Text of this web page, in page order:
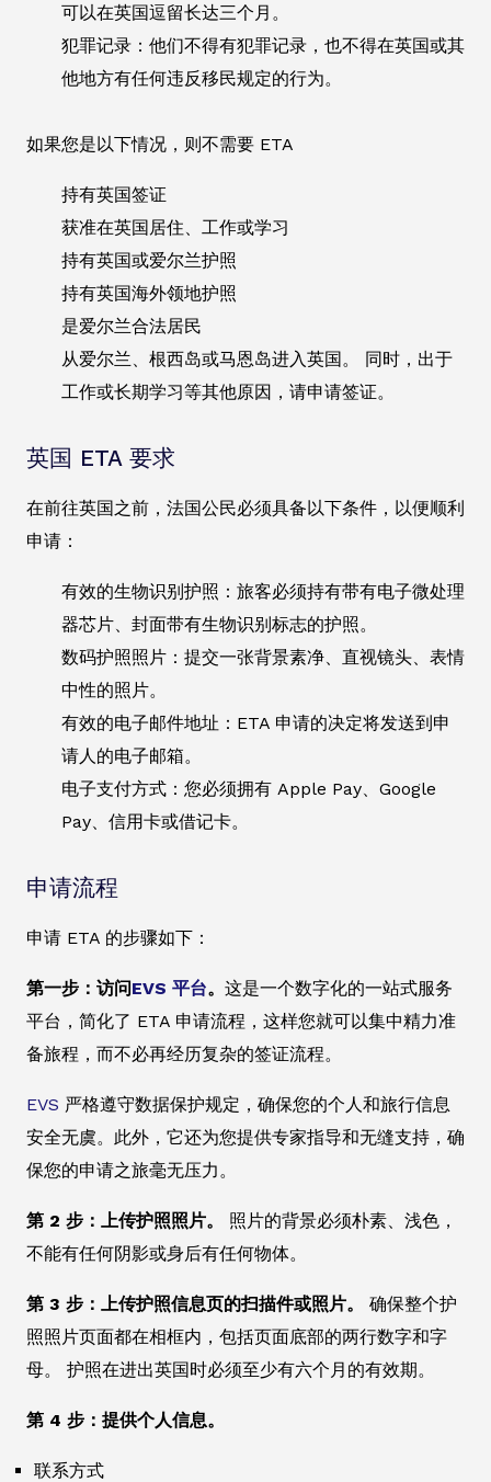
可以在英国逗留长达三个月。
犯罪记录：他们不得有犯罪记录，也不得在英国或其
他地方有任何违反移民规定的行为。
如果您是以下情况，则不需要 ETA
持有英国签证
获准在英国居住、工作或学习
持有英国或爱尔兰护照
持有英国海外领地护照
是爱尔兰合法居民
从爱尔兰、根西岛或马恩岛进入英国。 同时，出于
工作或长期学习等其他原因，请申请签证。
英国 ETA 要求
在前往英国之前，法国公民必须具备以下条件，以便顺利
申请：
有效的生物识别护照：旅客必须持有带有电子微处理
器芯片、封面带有生物识别标志的护照。
数码护照照片：提交一张背景素净、直视镜头、表情
中性的照片。
有效的电子邮件地址：ETA 申请的决定将发送到申
请人的电子邮箱。
电子支付方式：您必须拥有 Apple Pay、Google
Pay、信用卡或借记卡。
申请流程
申请 ETA 的步骤如下：
第一步：访问EVS 平台。 这是一个数字化的一站式服务
平台，简化了 ETA 申请流程，这样您就可以集中精力准
备旅程，而不必再经历复杂的签证流程。
EVS 严格遵守数据保护规定，确保您的个人和旅行信息
安全无虞。此外，它还为您提供专家指导和无缝支持，确
保您的申请之旅毫无压力。
第 2 步：上传护照照片。 照片的背景必须朴素、浅色，
不能有任何阴影或身后有任何物体。
第 3 步：上传护照信息页的扫描件或照片。 确保整个护
照照片页面都在相框内，包括页面底部的两行数字和字
母。 护照在进出英国时必须至少有六个月的有效期。
第 4 步：提供个人信息。
联系方式